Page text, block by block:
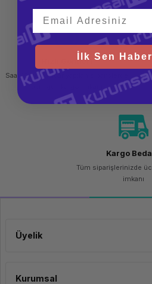
Hızlı Gönderi
Saat 15.00'a kadar yapılan siparişlerde
Kargo
Tüm siparişlerinizde
imkanı
Üyelik
Kurumsal
İlk Sen